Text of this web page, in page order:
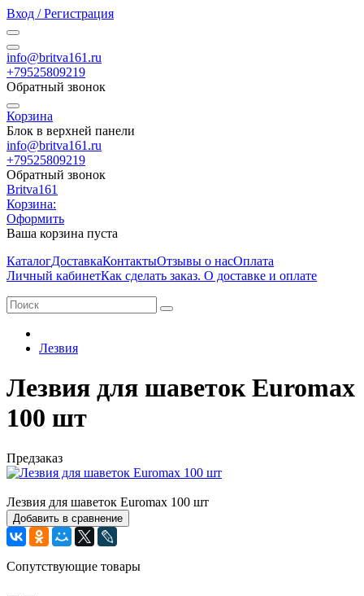
Вход / Регистрация
info@britva161.ru
+79525809219
Обратный звонок
Корзина
Блок в верхней панели
info@britva161.ru
+79525809219
Обратный звонок
Britva161
Корзина:
Оформить
Ваша корзина пуста
КаталогДоставкаКонтактыОтзывы о насОплата
Личный кабинетКак сделать заказ. О доставке и оплате
Лезвия
Лезвия для шаветок Euromax
100 шт
Предзаказ
Лезвия для шаветок Euromax 100 шт
Добавить в сравнение
Сопутствующие товары